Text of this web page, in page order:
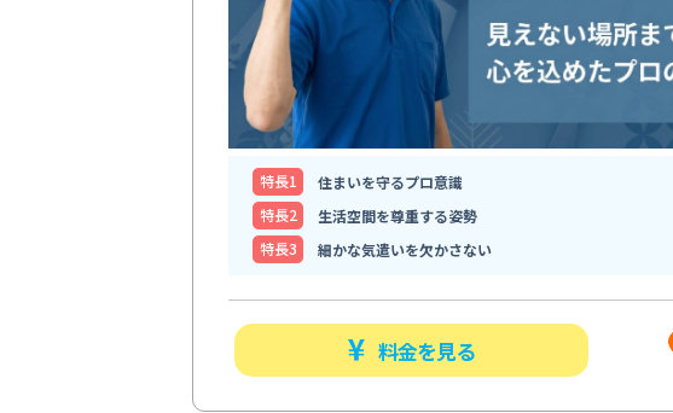
特⻑1
住まいを守るプロ意識
特⻑2
生活空間を尊重する姿勢
特⻑3
細かな気遣いを欠かさない
料金を見る